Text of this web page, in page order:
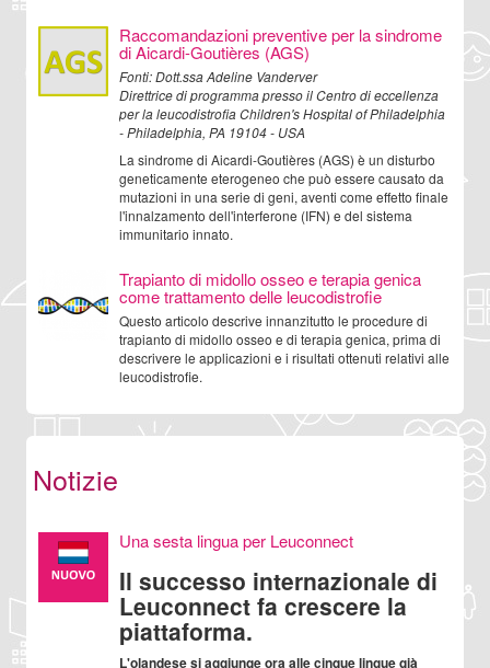
Raccomandazioni preventive per la sindrome
di Aicardi-Goutières (AGS)
Fonti: Dott.ssa Adeline Vanderver
Direttrice di programma presso il Centro di eccellenza
per la leucodistrofia Children's Hospital of Philadelphia
- Philadelphia, PA 19104 - USA
La sindrome di Aicardi-Goutières (AGS) è un disturbo
geneticamente eterogeneo che può essere causato da
mutazioni in una serie di geni, aventi come effetto finale
l'innalzamento dell'interferone (IFN) e del sistema
immunitario innato.
Trapianto di midollo osseo e terapia genica
come trattamento delle leucodistrofie
Questo articolo descrive innanzitutto le procedure di
trapianto di midollo osseo e di terapia genica, prima di
descrivere le applicazioni e i risultati ottenuti relativi alle
leucodistrofie.
Notizie
Una sesta lingua per Leuconnect
Il successo internazionale di
Leuconnect fa crescere la
piattaforma.
L'olandese si aggiunge ora alle cinque lingue già